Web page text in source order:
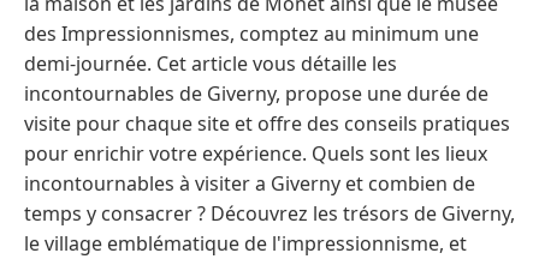
des Impressionnismes, comptez au minimum une
demi-journée. Cet article vous détaille les
incontournables de Giverny, propose une durée de
visite pour chaque site et offre des conseils pratiques
pour enrichir votre expérience. Quels sont les lieux
incontournables à visiter a Giverny et combien de
temps y consacrer ? Découvrez les trésors de Giverny,
le village emblématique de l'impressionnisme, et